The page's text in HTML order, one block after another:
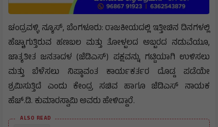
ಚಂದ್ರವಳ್ಳಿ ನ್ಯೂಸ್, ​ಬೆಂಗಳೂರು: ರಾಜಕೀಯದಲ್ಲಿ ಇತ್ತೀಚಿನ ದಿನಗಳಲ್ಲಿ
ಹೆಚ್ಚಾಗುತ್ತಿರುವ ಹಣಬಲ ಮತ್ತು ತೋಳ್ಬಲದ ಅಬ್ಬರದ ನಡುವೆಯೂ,
ಜಾತ್ಯತೀತ ಜನತಾದಳ (ಜೆಡಿಎಸ್) ಪಕ್ಷವನ್ನು ಗಟ್ಟಿಯಾಗಿ ಉಳಿಸಲು
ಮತ್ತು ಬೆಳೆಸಲು ನಿಷ್ಠಾವಂತ ಕಾರ್ಯಕರ್ತರ ದೊಡ್ಡ ಪಡೆಯೇ
ಶ್ರಮಿಸುತ್ತಿದೆ ಎಂದು ಕೇಂದ್ರ ಸಚಿವ ಹಾಗೂ ಜೆಡಿಎಸ್ ನಾಯಕ
ಹೆಚ್.ಡಿ. ಕುಮಾರಸ್ವಾಮಿ ಅವರು ಹೇಳಿದ್ದಾರೆ.
ALSO READ